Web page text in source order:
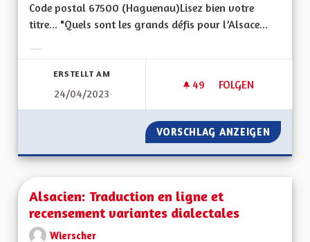
Code postal 67500 (Haguenau)Lisez bien votre
titre... "Quels sont les grands défis pour l’Alsace...
ERSTELLT AM
24/04/2023
49 49 FOLLOWER
FOLGEN
ALSACE... ET NON
VORSCHLAG ANZEIGEN
Alsacien: Traduction en ligne et
recensement variantes dialectales
Wierscher